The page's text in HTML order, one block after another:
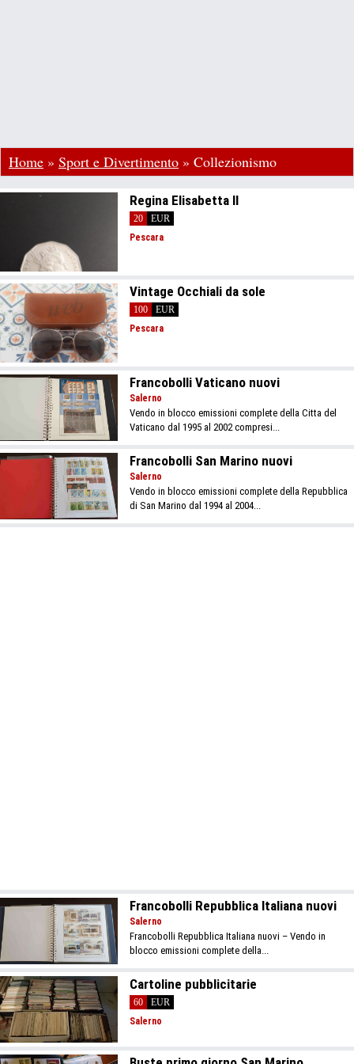
Home » Sport e Divertimento » Collezionismo
Regina Elisabetta II
20
EUR
Pescara
Vintage Occhiali da sole
100
EUR
Pescara
Francobolli Vaticano nuovi
Salerno
Vendo in blocco emissioni complete della Citta del
Vaticano dal 1995 al 2002 compresi...
Francobolli San Marino nuovi
Salerno
Vendo in blocco emissioni complete della Repubblica
di San Marino dal 1994 al 2004...
Francobolli Repubblica Italiana nuovi
Salerno
Francobolli Repubblica Italiana nuovi – Vendo in
blocco emissioni complete della...
Cartoline pubblicitarie
60
EUR
Salerno